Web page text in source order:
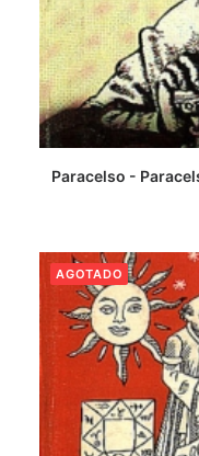
Paracelso -
AGOTADO